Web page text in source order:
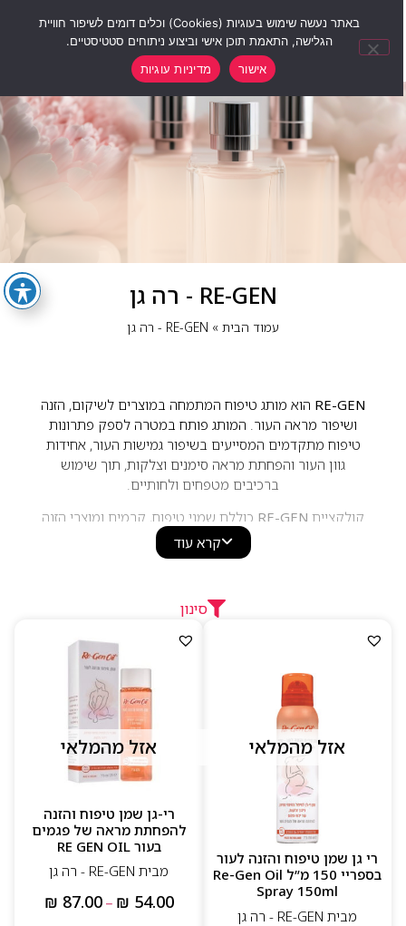
RE-GEN - רה גן
עמוד הבית» RE-GEN - רה גן
RE-GENהוא מותג טיפוח המתמחה במוצרים לשיקום, הזנה
ושיפור מראה העור. המותג פותח במטרה לספק פתרונות
טיפוח מתקדמים המסייעים בשיפור גמישות העור, אחידות
גוון העור והפחתת מראה סימנים וצלקות, תוך שימוש
ברכיבים מטפחים ולחותיים.
קולקציית RE-GENכוללת שמני טיפוח, קרמים ומוצרי הזנה
לעור, המתאימים לשימוש יומיומי ולמגוון סוגי עור. המוצרים
מתאפיינים בפורמולות קלות לספיגה, העשרה בלחות ותחושת
בקרב צרכנים המחפשים טיפוח יעיל ונגיש לעור.
קרא עוד
סינון
אזל מהמלאי
רי גן שמן טיפוח והזנה לעור
בספריי 150 מ”ל Re-Gen Oil
Spray 150ml
מבית RE-GEN - רה גן
אזל מהמלאי
רי-גן שמן טיפוח והזנה
להפחתת מראה של פגמים
בעור RE GEN OIL
מבית RE-GEN - רה גן
₪ 54.00
–
₪ 87.00
באתר נעשה שימוש בעוגיות (Cookies) וכלים דומים לשיפור חוויית
הגלישה, התאמת תוכן אישי וביצוע ניתוחים סטטיסטיים.
אישור
מדיניות עוגיות